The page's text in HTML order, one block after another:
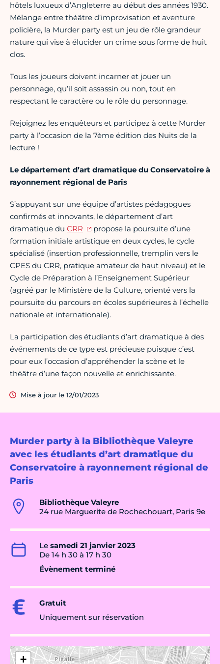
Murder party à la Bibliothèque Valeyre
avec les étudiants d’art dramatique du
Conservatoire à rayonnement régional de
Paris
Bibliothèque Valeyre
24 rue Marguerite de Rochechouart, Paris 9e
Le samedi 21 janvier 2023
De 14 h 30 à 17 h 30
Évènement terminé
Gratuit
Uniquement sur réservation
+
hôtels luxueux d’Angleterre au début des années 1930.
Mélange entre théâtre d’improvisation et aventure
policière, la Murder party est un jeu de rôle grandeur
nature qui vise à élucider un crime sous forme de huit
clos.
Tous les joueurs doivent incarner et jouer un
personnage, qu’il soit assassin ou non, tout en
respectant le caractère ou le rôle du personnage.
Rejoignez les enquêteurs et participez à cette Murder
party à l’occasion de la 7ème édition des Nuits de la
lecture !
Le département d’art dramatique du Conservatoire à
rayonnement régional de Paris
S’appuyant sur une équipe d’artistes pédagogues
confirmés et innovants, le département d’art
dramatique du CRR
propose la poursuite d’une
formation initiale artistique en deux cycles, le cycle
spécialisé (insertion professionnelle, tremplin vers le
CPES du CRR, pratique amateur de haut niveau) et le
Cycle de Préparation à l’Enseignement Supérieur
(agréé par le Ministère de la Culture, orienté vers la
poursuite du parcours en écoles supérieures à l’échelle
nationale et internationale).
La participation des étudiants d’art dramatique à des
événements de ce type est précieuse puisque c’est
pour eux l’occasion d’appréhender la scène et le
théâtre d’une façon nouvelle et enrichissante.
Mise à jour le 12/01/2023